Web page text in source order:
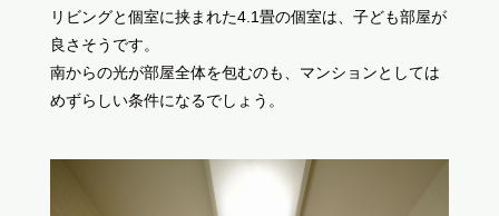
リビングと個室に挟まれた4.1畳の個室は、子ども部屋が
良さそうです。
南からの光が部屋全体を包むのも、マンションとしては
めずらしい条件になるでしょう。